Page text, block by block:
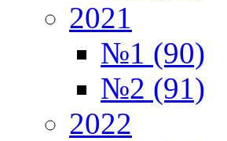
2021
№1 (90)
№2 (91)
2022